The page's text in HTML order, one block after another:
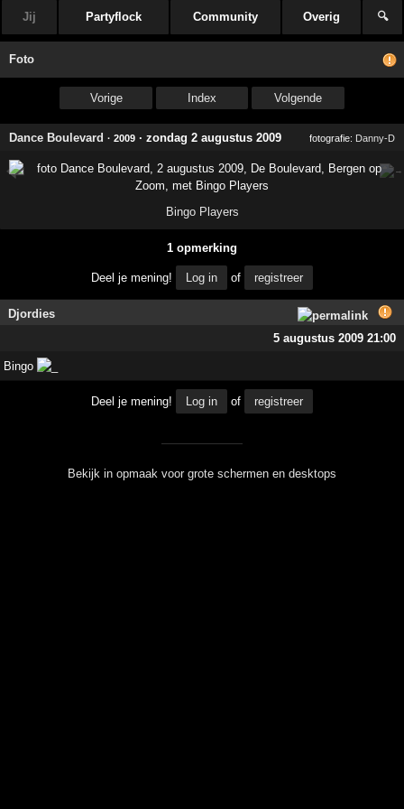
Jij Partyflock Community Overig 🔍
Foto
Vorige Index Volgende
Dance Boulevard · 2009 ·zondag 2 augustus 2009 fotografie: Danny-D
Bingo Players
1 opmerking
Deel je mening! Log in of registreer
Djordies
5 augustus 2009 21:00
Bingo
Deel je mening! Log in of registreer
Bekijk in opmaak voor grote schermen en desktops